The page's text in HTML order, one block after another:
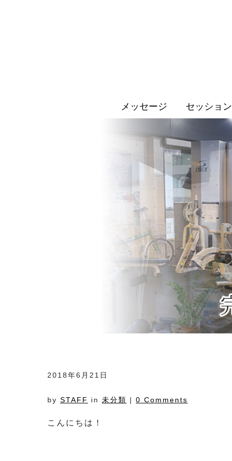
メッセージ セッション
2018年6月21日
by STAFF in 未分類 | 0 Comments
こんにちは！